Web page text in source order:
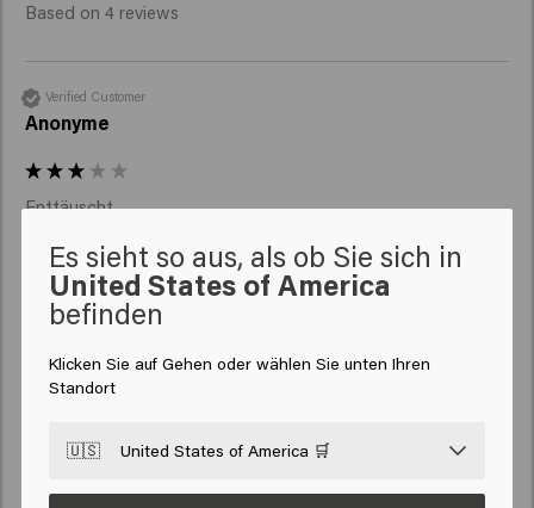
Based on 4 reviews
Verified Customer
Anonyme
Enttäuscht
Hinterlässt Schuppen im Haar
Auf der anderen Seite liebe ich den Geruch:)
Verified Customer
Es sieht so aus, als ob Sie sich in
United States of America
befinden
Klicken Sie auf Gehen oder wählen Sie unten Ihren
Standort
🇺🇸 United States of America 🛒